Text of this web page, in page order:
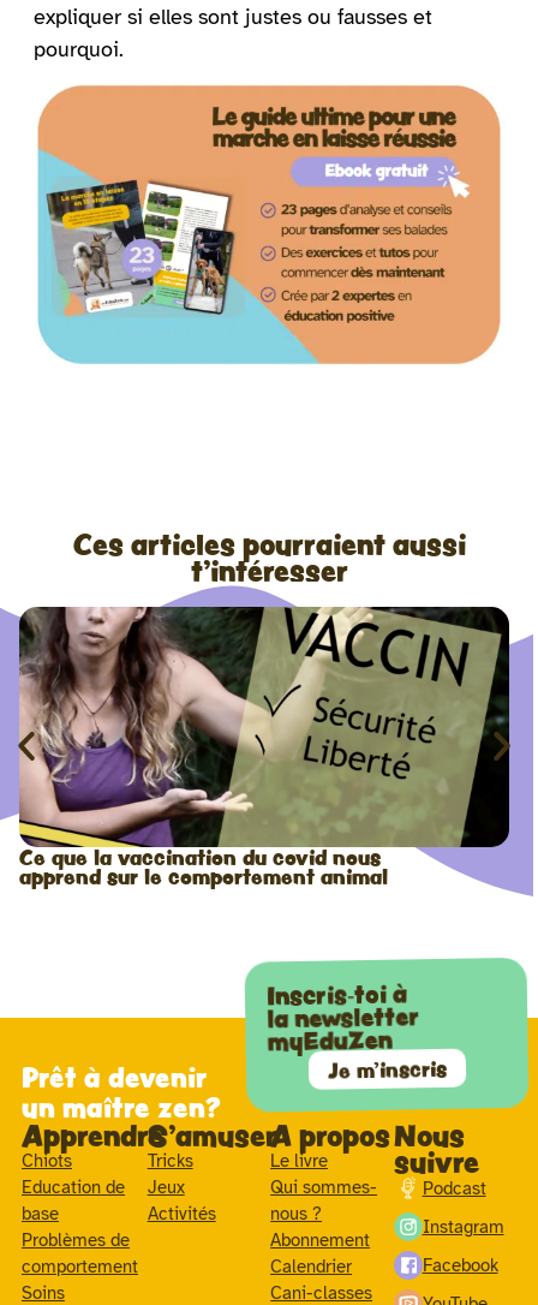
expliquer si elles sont justes ou fausses et
pourquoi.
Ces articles pourraient aussi
t'intéresser
Ce que la vaccination du covid nous
apprend sur le comportement animal
Prêt à devenir
un maître zen?
Inscris-toi à
la newsletter
myEduZen
Je m'inscris
Apprendre
Chiots
Education de
base
Problèmes de
comportement
Soins
S'amuser
Tricks
Jeux
Activités
A propos
Le livre
Qui sommes-
nous ?
Abonnement
Calendrier
Cani-classes
Nous
suivre
Podcast
Instagram
Facebook